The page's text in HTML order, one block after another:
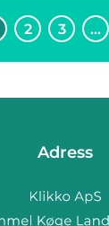
2 3 …
Adress